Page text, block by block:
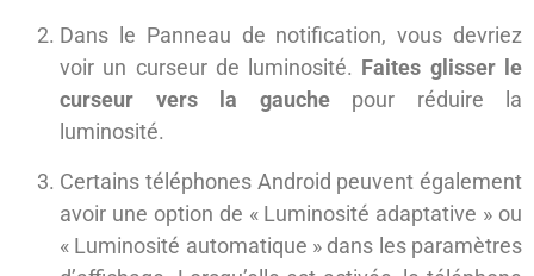
Dans le Panneau de notification, vous devriez
voir un curseur de luminosité. Faites glisser le
curseur vers la gauche pour réduire la
luminosité.
Certains téléphones Android peuvent également
avoir une option de « Luminosité adaptative » ou
« Luminosité automatique » dans les paramètres